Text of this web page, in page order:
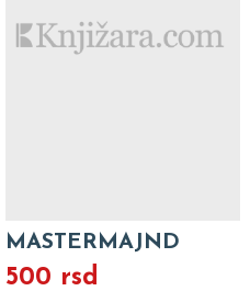
MASTERMAJND
500 rsd